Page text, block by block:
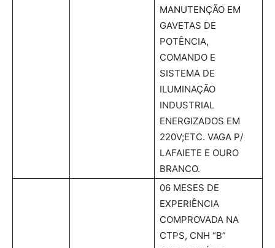
MANUTENÇÃO EM
GAVETAS DE
POTÊNCIA,
COMANDO E
SISTEMA DE
ILUMINAÇÃO
INDUSTRIAL
ENERGIZADOS EM
220V;ETC. VAGA P/
LAFAIETE E OURO
BRANCO.
06 MESES DE
EXPERIÊNCIA
COMPROVADA NA
CTPS, CNH “B”